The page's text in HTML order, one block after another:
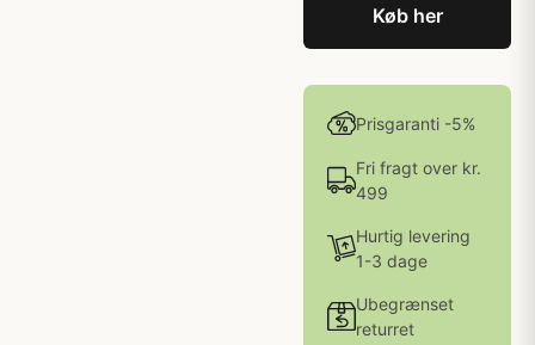
Køb her
Prisgaranti -5%
Fri fragt over kr.
499
Hurtig levering
1-3 dage
Ubegrænset
returret